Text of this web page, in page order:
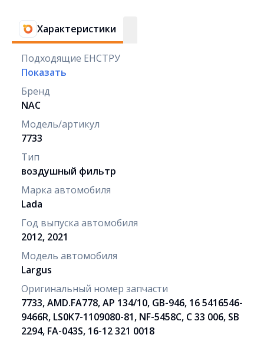
Характеристики
Подходящие ЕНСТРУ
Показать
Бренд
NAC
Модель/артикул
7733
Тип
воздушный фильтр
Марка автомобиля
Lada
Год выпуска автомобиля
2012, 2021
Модель автомобиля
Largus
Оригинальный номер запчасти
7733, AMD.FA778, AP 134/10, GB-946, 16 5416546-
9466R, LS0K7-1109080-81, NF-5458C, C 33 006, SB
2294, FA-043S, 16-12 321 0018